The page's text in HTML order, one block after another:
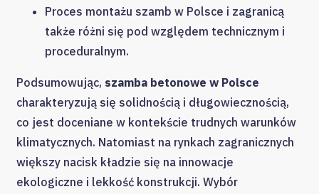
Proces montażu szamb w Polsce i zagranicą
także różni się pod względem technicznym i
proceduralnym.
Podsumowując, szamba betonowe w Polsce
charakteryzują się solidnością i długowiecznością,
co jest doceniane w kontekście trudnych warunków
klimatycznych. Natomiast na rynkach zagranicznych
większy nacisk kładzie się na innowacje
ekologiczne i lekkość konstrukcji. Wybór